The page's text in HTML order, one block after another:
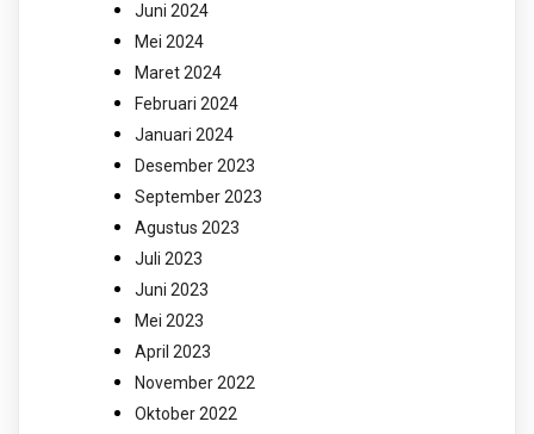
Juni 2024
Mei 2024
Maret 2024
Februari 2024
Januari 2024
Desember 2023
September 2023
Agustus 2023
Juli 2023
Juni 2023
Mei 2023
April 2023
November 2022
Oktober 2022